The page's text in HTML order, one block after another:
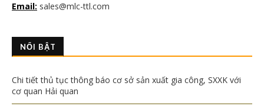
Email: sales@mlc-ttl.com
NỔI BẬT
Chi tiết thủ tục thông báo cơ sở sản xuất gia công, SXXK với
cơ quan Hải quan